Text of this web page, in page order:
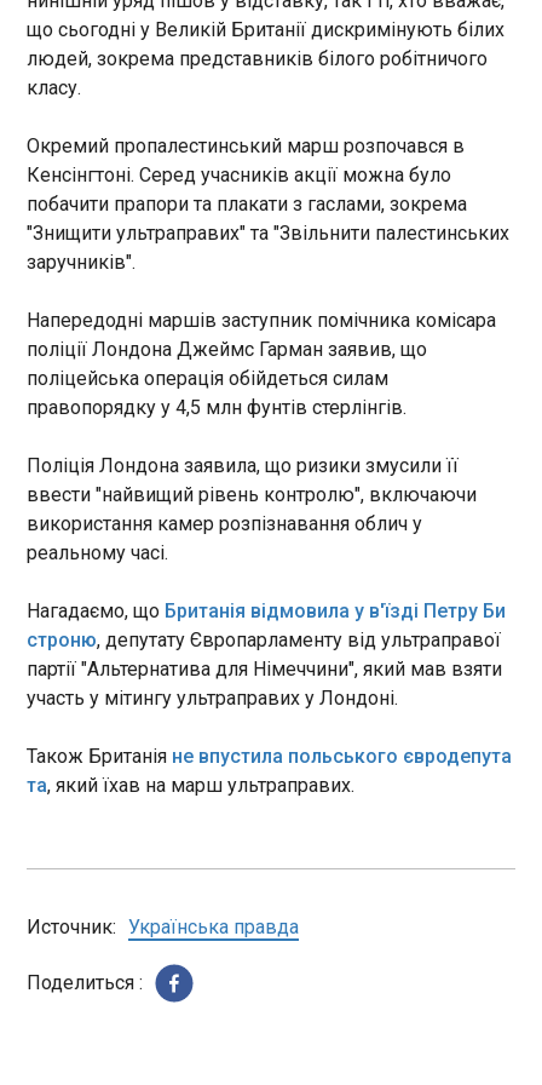
сторона за результатами
дводенної зустрічі лідерів
держав у Пекіні, передає
РФ 61 раз атакувала позиції Сил оборони
17:01:06
Генеральний штаб ЗСУ опублікував оперативну
станом на 16:00 суботи, 16 травня. Від початку
доби агресор 61 раз атакував позиції Сил
оборони. Тривають артилерійські обстріли
прикордонних районів. Сьогодні на Сумщині
постраждали населені пункти Кореньок,
Товстодубове, Чернацьке, Уланове, Волфине; на
Чернігівщині – Сеньківка та Кривуша. Авіаційних
ударів зазнали населені пункти Вільна Слобода
та Бачівськ Сумської області.
ЧИТАТЬ
50 ділянок дороги напроти шкіл у Нью-Йорку
перекриють та перетворять на футбольні
майданчики
17:00:57
Напередодні Чемпіонату світу з футболу 2026
року 50 ділянок дороги навпроти шкіл у Нью-
Йорку перекриють і перетворять на футбольні
майданчики, пише NYC. Кожна зупинка вулиці
біля школи перетвориться на футбольний
паркування. Акцію “Soccer Streets” почали 1
травня і триватиме вона до 26 червня.
Папа Римський відвідає Францію вперше за
майже 20 років
16:54:20
Папа Римський Лев XIV відвідає Францію з 25
по 28 вересня з офіційним державним візитом,
який стане першою офіційною поїздкою глави
правда", повідомляє Politico .
Українського сумоїста Аонішікі понизять до
рангу секіваке
що сьогодні у Великій Британії дискримінують білих
людей, зокрема представників білого робітничого
класу.
Окремий пропалестинський марш розпочався в
Кенсінгтоні. Серед учасників акції можна було
побачити прапори та плакати з гаслами, зокрема
"Знищити ультраправих" та "Звільнити палестинських
заручників".
Напередодні маршів заступник помічника комісара
поліції Лондона Джеймс Гарман заявив, що
поліцейська операція обійдеться силам
правопорядку у 4,5 млн фунтів стерлінгів.
Поліція Лондона заявила, що ризики змусили її
ввести "найвищий рівень контролю", включаючи
використання камер розпізнавання облич у
реальному часі.
Нагадаємо, що Британія відмовила у в'їзді Петру Би
строню, депутату Європарламенту від ультраправої
партії "Альтернатива для Німеччини", який мав взяти
участь у мітингу ультраправих у Лондоні.
Також Британія не впустила польського євродепута
та, який їхав на марш ультраправих.
Источник: Українська правда
Поделиться :